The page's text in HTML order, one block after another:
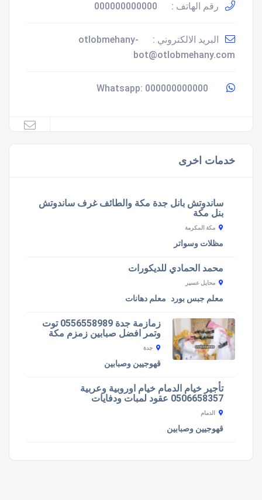
رقم الهاتف : 000000000000
البريد الالكتروني :
otlobmehany-
bot@otlobmehany.com
000000000000
خدمات اخرى
ساندوتش بانل جدة مكة والطائف غرف ساندوتش
بنل مكة
مكة المكرمة
مظلات وسواتر
محمد الحمادي للديكورات
محايل عسير
معلم جبس بورد معلم دهانات
زمازمة جدة 0556558989 توت
وتمر افضل صبابين زمزم مكة
جدة
قهوجيين وصبابين
تأجير خيام الدمام خيام اوروبية وعربية
0506658357 عقود لمبات ودفايات
الدمام
قهوجيين وصبابين